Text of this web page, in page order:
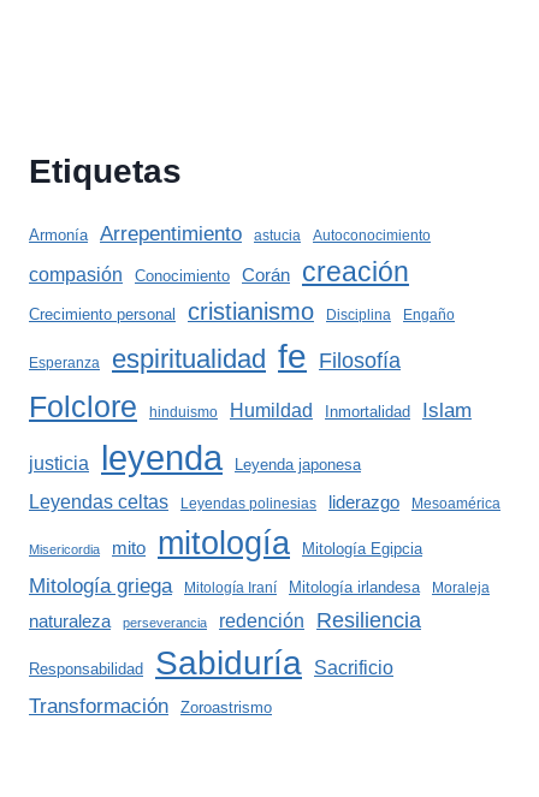
Etiquetas
Armonía Arrepentimiento astucia Autoconocimiento
compasión Conocimiento Corán creación
Crecimiento personal cristianismo Disciplina Engaño
Esperanza espiritualidad fe Filosofía
Folclore hinduismo Humildad Inmortalidad Islam
justicia leyenda Leyenda japonesa
Leyendas celtas Leyendas polinesias liderazgo Mesoamérica
Misericordia mito mitología Mitología Egipcia
Mitología griega Mitología Iraní Mitología irlandesa Moraleja
naturaleza perseverancia redención Resiliencia
Responsabilidad Sabiduría Sacrificio
Transformación Zoroastrismo